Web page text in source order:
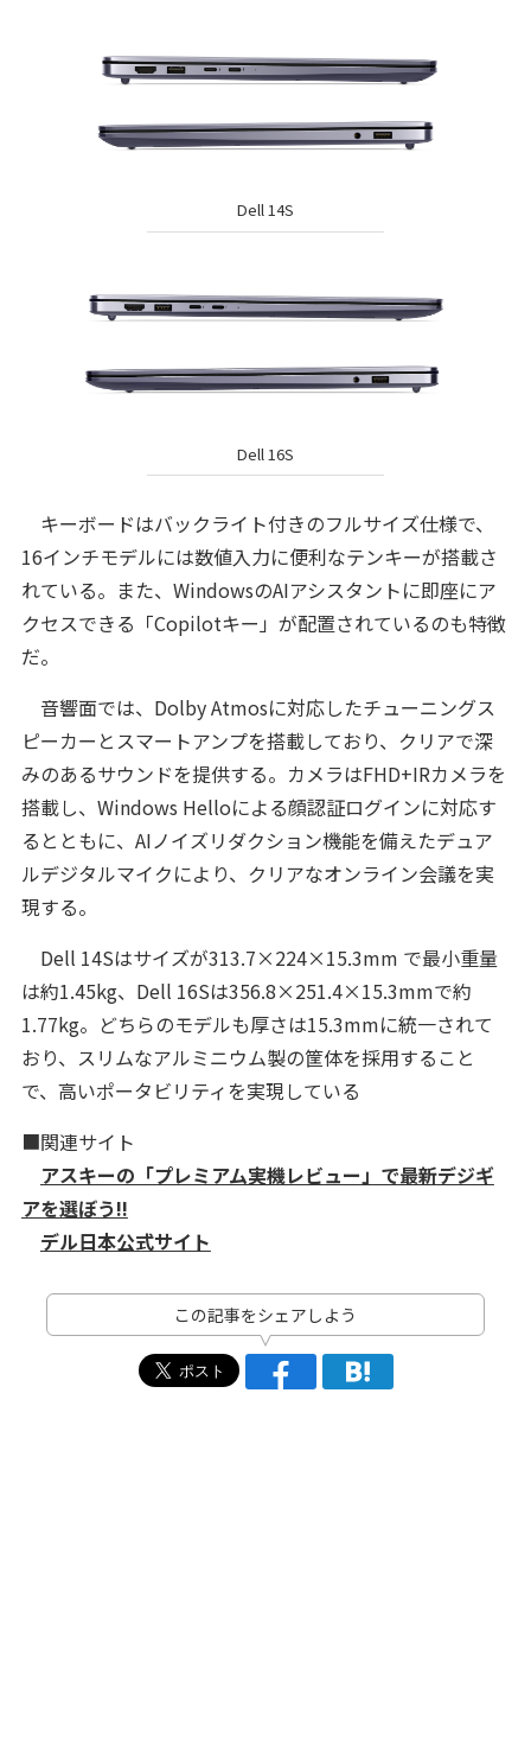
Dell 14S
Dell 16S
キーボードはバックライト付きのフルサイズ仕様で、
16インチモデルには数値入力に便利なテンキーが搭載さ
れている。また、WindowsのAIアシスタントに即座にア
クセスできる「Copilotキー」が配置されているのも特徴
だ。
音響面では、Dolby Atmosに対応したチューニングス
ピーカーとスマートアンプを搭載しており、クリアで深
みのあるサウンドを提供する。カメラはFHD+IRカメラを
搭載し、Windows Helloによる顔認証ログインに対応す
るとともに、AIノイズリダクション機能を備えたデュア
ルデジタルマイクにより、クリアなオンライン会議を実
現する。
Dell 14Sはサイズが313.7×224×15.3mm で最小重量
は約1.45kg、Dell 16Sは356.8×251.4×15.3mmで約
1.77kg。どちらのモデルも厚さは15.3mmに統一されて
おり、スリムなアルミニウム製の筐体を採用すること
で、高いポータビリティを実現している
■関連サイト
アスキーの「プレミアム実機レビュー」で最新デジギ
アを選ぼう!!
デル日本公式サイト
この記事をシェアしよう